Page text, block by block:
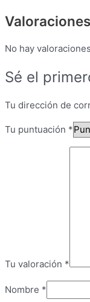
Valoraciones
No hay
Sé el
Tu dirección de
Tu puntuación *
Tu valoración *
Nombre *